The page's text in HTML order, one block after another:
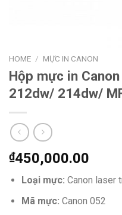
HOME / MỰC IN CANON
Hộp mực in
212dw/ 214dw/
₫450,000.00
Loại mực: Canon laser
Mã mực: Canon 052